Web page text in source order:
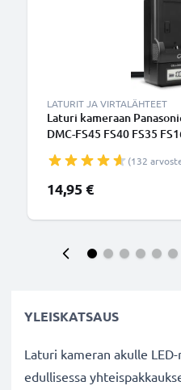
LATURIT JA VIRTALÄHTEET
Laturi kameraan
DMC-FS45 FS40 FS35
(132
14,95 €
YLEISKATSAUS
Laturi kameran akulle
edullisessa